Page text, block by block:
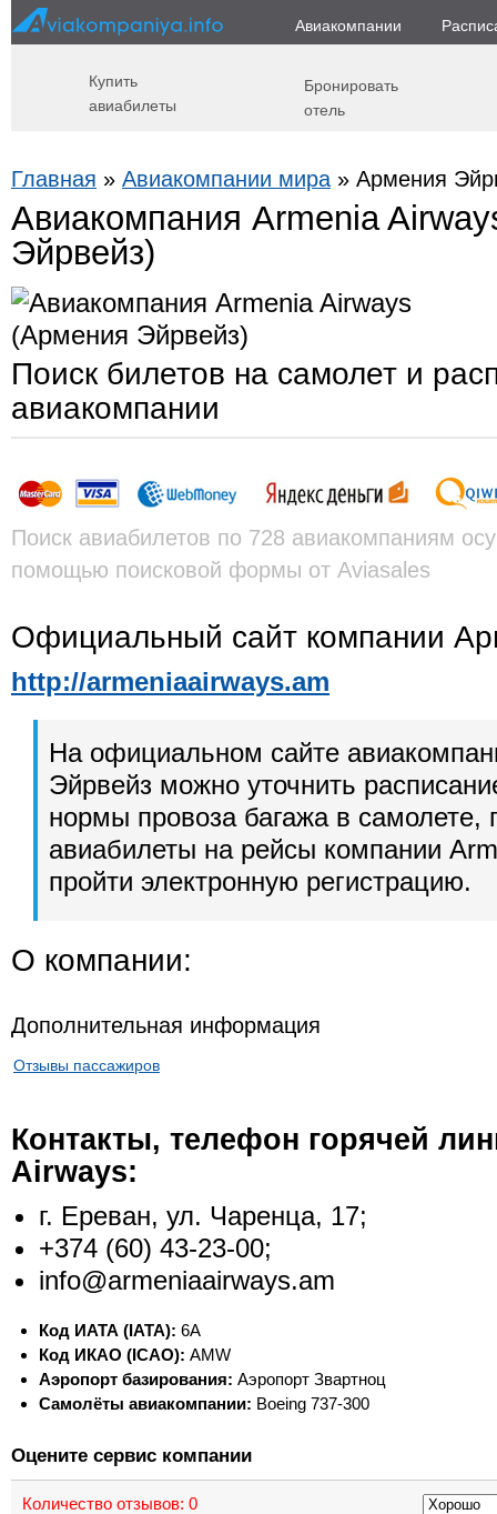
Авиакомпании
Купить
авиабилеты
Бронировать
отель
Главная » Авиакомпании мира » Армения
Авиакомпания Armenia
Эйрвейз)
Поиск билетов на самолет и
авиакомпании
Поиск авиабилетов по 728 авиакомпаниям
помощью поисковой формы от Aviasales
Официальный сайт компании
http://armeniaairways.am
На официальном сайте
Эйрвейз можно уточнить
нормы провоза багажа в самолете,
авиабилеты на рейсы компании
пройти электронную регистрацию.
О компании:
Дополнительная информация
Отзывы пассажиров
Контакты, телефон горячей
Airways:
г. Ереван, ул. Чаренца, 17;
+374 (60) 43-23-00;
info@armeniaairways.am
Код ИАТА (IATA): 6A
Код ИКАО (ICAO): AMW
Аэропорт базирования: Аэропорт Звартноц
Самолёты авиакомпании: Boeing 737-300
Оцените сервис компании
Количество отзывов: 0